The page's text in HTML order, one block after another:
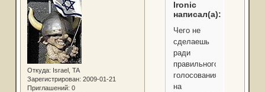
Откуда: Israel, TA
Зарегистрирован: 2009-01-21
Приглашений: 0
Ironic
написал(а):
Чего не
сделаешь
ради
правильного
голосования
на